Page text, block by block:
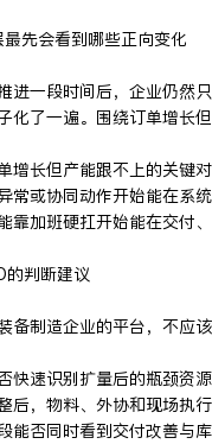
先会看到哪些正向变化
进一段时间后，企业仍然
化了一遍。围绕订单增长
增长但产能跟不上的关键
常或协同动作开始能在系
靠加班硬扛开始能在交付
的判断建议
备制造企业的平台，不应
快速识别扩量后的瓶颈资
后，物料、外协和现场执
能否同时看到交付改善与